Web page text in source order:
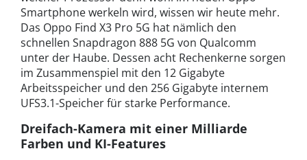
Smartphone werkeln wird, wissen wir heute mehr.
Das Oppo Find X3 Pro 5G hat nämlich den
schnellen Snapdragon 888 5G von Qualcomm
unter der Haube. Dessen acht Rechenkerne sorgen
im Zusammenspiel mit den 12 Gigabyte
Arbeitsspeicher und den 256 Gigabyte internem
UFS3.1-Speicher für starke Performance.
Dreifach-Kamera mit einer Milliarde
Farben und KI-Features